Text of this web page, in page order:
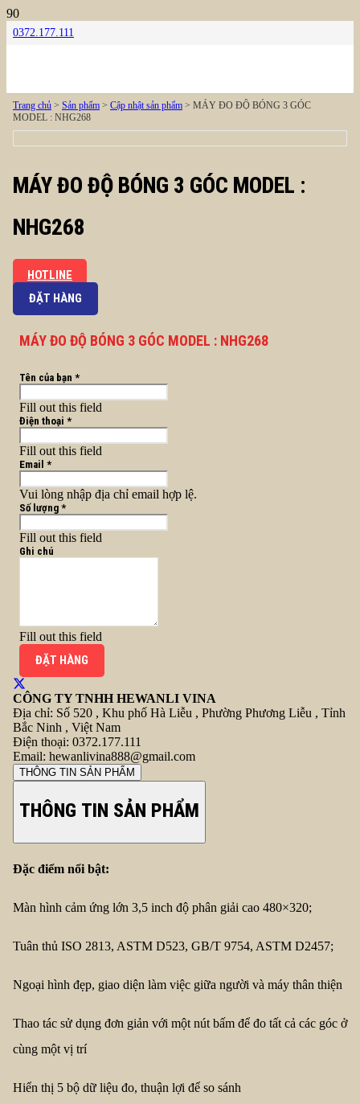
0372.177.111
Trang chủ > Sản phẩm > Cập nhật sản phẩm > MÁY ĐO ĐỘ BÓNG 3 GÓC
MODEL : NHG268
MÁY ĐO ĐỘ BÓNG 3 GÓC MODEL :
NHG268
HOTLINE
ĐẶT HÀNG
MÁY ĐO ĐỘ BÓNG 3 GÓC MODEL : NHG268
Tên của bạn *
Fill out this field
Điện thoại *
Fill out this field
Email *
Vui lòng nhập địa chỉ email hợp lệ.
Số lượng *
Fill out this field
Ghi chú
Fill out this field
ĐẶT HÀNG
CÔNG TY TNHH HEWANLI VINA
Địa chỉ: Số 520 , Khu phố Hà Liễu , Phường Phương Liễu , Tỉnh
Bắc Ninh , Việt Nam
Điện thoại: 0372.177.111
Email: hewanlivina888@gmail.com
THÔNG TIN SẢN PHẨM
THÔNG TIN SẢN PHẨM
Đặc điểm nổi bật:
Màn hình cảm ứng lớn 3,5 inch độ phân giải cao 480×320;
Tuân thủ ISO 2813, ASTM D523, GB/T 9754, ASTM D2457;
Ngoại hình đẹp, giao diện làm việc giữa người và máy thân thiện
Thao tác sử dụng đơn giản với một nút bấm để đo tất cả các góc ở
cùng một vị trí
Hiển thị 5 bộ dữ liệu đo, thuận lợi để so sánh